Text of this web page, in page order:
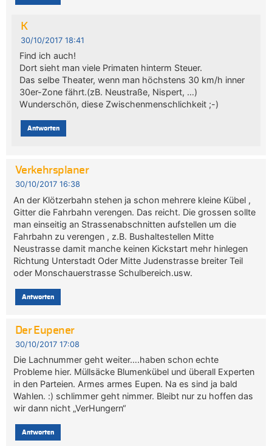
K
30/10/2017 18:41
Find ich auch!
Dort sieht man viele Primaten hinterm Steuer.
Das selbe Theater, wenn man höchstens 30 km/h inner
30er-Zone fährt.(zB. Neustraße, Nispert, …)
Wunderschön, diese Zwischenmenschlichkeit ;-)
Antworten
Verkehrsplaner
30/10/2017 16:38
An der Klötzerbahn stehen ja schon mehrere kleine Kübel ,
Gitter die Fahrbahn verengen. Das reicht. Die grossen sollte
man einseitig an Strassenabschnitten aufstellen um die
Fahrbahn zu verengen , z.B. Bushaltestellen Mitte
Neustrasse damit manche keinen Kickstart mehr hinlegen
Richtung Unterstadt Oder Mitte Judenstrasse breiter Teil
oder Monschauerstrasse Schulbereich.usw.
Antworten
Der Eupener
30/10/2017 17:08
Die Lachnummer geht weiter….haben schon echte
Probleme hier. Müllsäcke Blumenkübel und überall Experten
in den Parteien. Armes armes Eupen. Na es sind ja bald
Wahlen. :) schlimmer geht nimmer. Bleibt nur zu hoffen das
wir dann nicht „VerHungern“
Antworten